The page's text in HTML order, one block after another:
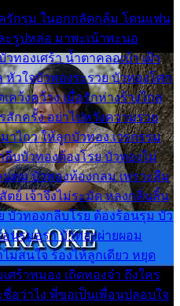
รักรุม ในอกกลัดกลุ้ม โดนแฟน
ะรูปหล่อ มาพะเน้าพะนอ
วทองเศร้า น้ำตาคลอเบ้า เฝ้า
วใจบัวทองระรวย บัวทองโศก
คว้งคว้าง เมื่อรักห่างร้างไกล
กครั้ง อย่าไปหวังความรวย
าไกว ให้ลูกบัวทอง เวรกรรม
ลีบบัวทองต้องโรย บัวทองไม่
ตม บัวทองท้องกลม เพราะลืม
ย์ เจ้าจึงไม่ระมัด หลงกลิ่นลิ้น
บัวทองกลีบโรย ต้องร้อนรุม บัว
นรุมอุรา บัวทองผ่ายผอม
ม่สนใจ ร้องไห้ลูกเดียว หยุด
ศร้าหมอง เถิดทองจ๋า ถึงใคร
ชื่อว่าไง พี่ขอเป็นเพื่อนปลอบใจ